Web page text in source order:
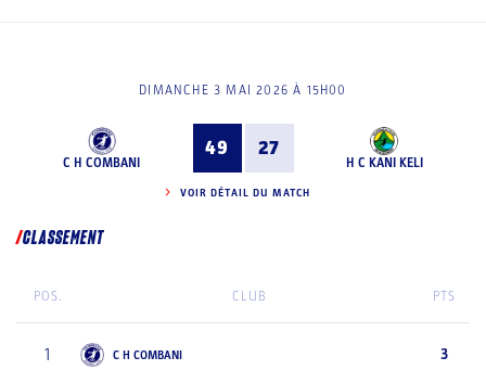
DIMANCHE 3 MAI 2026 À 15H00
C H COMBANI
49 27
H C KANI KELI
VOIR DÉTAIL DU MATCH
CLASSEMENT
POS. CLUB PTS
1 C H COMBANI 3